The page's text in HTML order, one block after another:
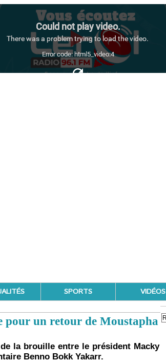
SPORTS VIDÉOS
pour un retour de Moustapha
la brouille entre le président Macky
Benno Bokk Yakarr.